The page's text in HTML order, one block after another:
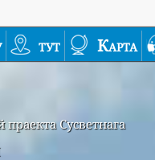
тут Карта
Сусветнага